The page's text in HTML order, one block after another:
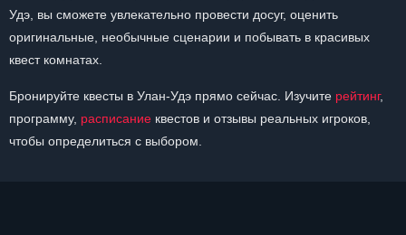
Удэ, вы сможете увлекательно провести досуг, оценить
оригинальные, необычные сценарии и побывать в красивых
квест комнатах.
Бронируйте квесты в Улан-Удэ прямо сейчас. Изучите рейтинг,
программу, расписание квестов и отзывы реальных игроков,
чтобы определиться с выбором.